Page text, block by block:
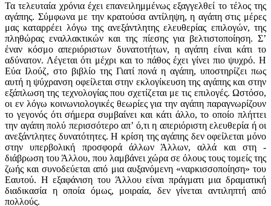
Τα τελευταία χρόνια έχει επανειλημμένως εξαγγελθεί το τέλος της
αγάπης. Σύμφωνα με την κρατούσα αντίληψη, η αγάπη στις μέρες
μας καταρ­ρέει λόγω της ανεξάντλητης ελευθερίας επιλογών, της
πληθώρας εναλλακτικών και της πίεσης για βελτιστοποίηση. Σ’
έναν κόσμο απεριόριστων δυνατοτήτων, η αγάπη είναι κάτι το
αδύνατον. Λέγεται ότι μέχρι και το πάθος έχει γίνει πιο ψυχρό. Η
Εύα Ιλούζ, στο βιβλίο της Γιατί πονά η αγάπη, υποστηρίζει πως
αυτή η ψύχρανση οφείλεται στην εκλογίκευση της αγάπης και στην
εξάπλωση της τεχνολογίας που σχετίζεται με τις επιλογές. Ωστόσο,
οι εν λόγω κοινωνιολογικές θεω­ρίες για την αγάπη παραγνωρίζουν
το γεγονός ότι σήμερα συμβαίνει και κάτι άλλο, το οποίο πλήττει
την αγάπη πολύ περισσότερο απ’ ό,τι η απεριόριστη ελευθερία ή οι
ανεξάντλητες δυνατότητες. Η κρίση της αγάπης δεν οφείλεται μόνο
στην υπερβολική προσφορά άλλων Άλλων, αλλά και στη ­
διάβρωση του Άλλου, που λαμβάνει χώρα σε όλους τους τομείς της
ζωής και συνοδεύεται από μια αυξανόμενη «ναρκισσοποίηση» του
Εαυτού. Η εξαφάνιση του Άλλου είναι πράγματι μια δραματική
διαδικασία η οποία όμως, μοιραία, δεν γίνεται αντιληπτή από
πολλούς.